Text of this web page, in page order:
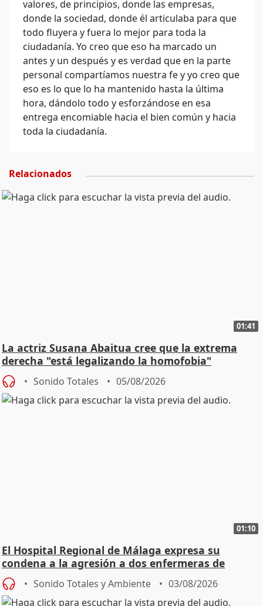
valores, de principios, donde las empresas,
donde la sociedad, donde él articulaba para que
todo fluyera y fuera lo mejor para toda la
ciudadanía. Yo creo que eso ha marcado un
antes y un después y es verdad que en la parte
personal compartíamos nuestra fe y yo creo que
eso es lo que lo ha mantenido hasta la última
hora, dándolo todo y esforzándose en esa
entrega encomiable hacia el bien común y hacia
toda la ciudadanía.
Relacionados
01:41
La actriz Susana Abaitua cree que la extrema
derecha "está legalizando la homofobia"
Sonido Totales 05/08/2026
01:10
El Hospital Regional de Málaga expresa su
condena a la agresión a dos enfermeras de
Urgencias
Sonido Totales y Ambiente 03/08/2026